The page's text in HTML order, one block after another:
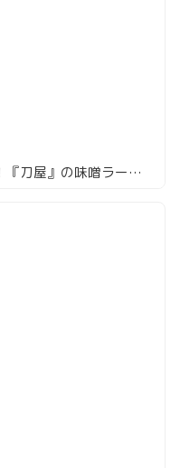
ラスベガスで味わう日本の一杯！『刀屋』の味噌ラーメンを食べてみた